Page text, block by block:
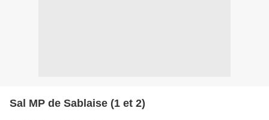
Sal MP de Sablaise (1 et 2)